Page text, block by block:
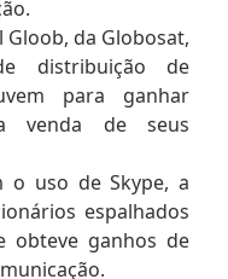
Gloob, da Globosat,
distribuição de
para ganhar
venda de seus
o uso de Skype, a
espalhados
obteve ganhos de